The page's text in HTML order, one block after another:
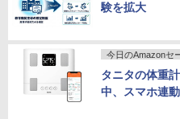
験を拡大
今日のAmazonセ
タニタの体重
中、スマホ連